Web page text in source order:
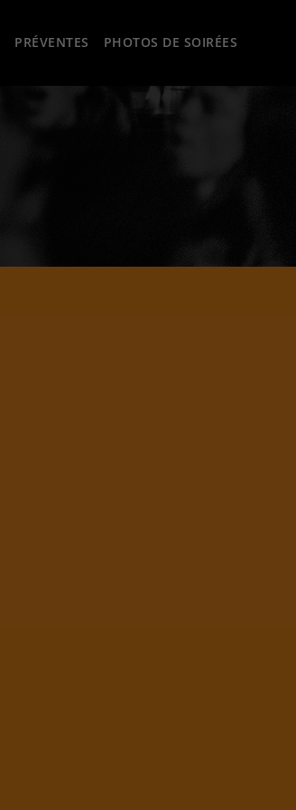
PRÉVENTES PHOTOS DE SOIRÉES